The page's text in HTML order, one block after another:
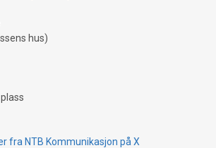
hus)
fra NTB Kommunikasjon på X